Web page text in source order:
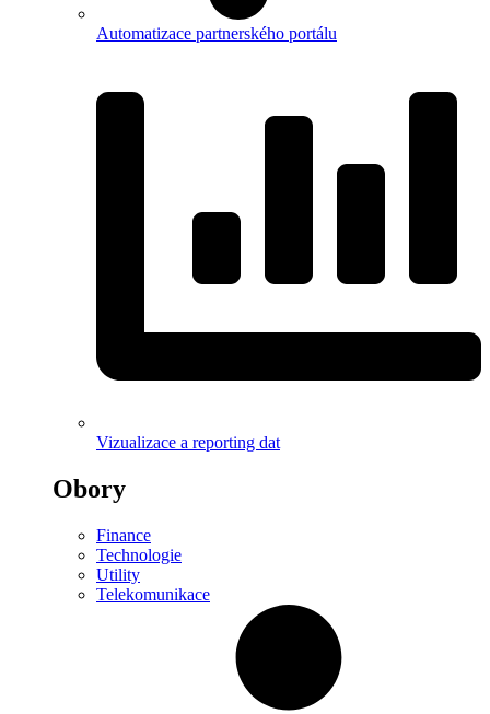
Automatizace partnerského portálu
Vizualizace a reporting dat
Obory
Finance
Technologie
Utility
Telekomunikace